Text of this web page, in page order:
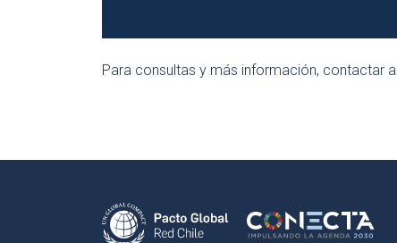
Para consultas y más información, contactar a